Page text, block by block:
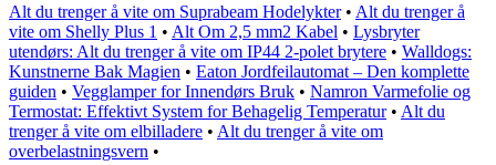
Alt du trenger å vite om Suprabeam Hodelykter• Alt du trenger å
vite om Shelly Plus 1 • Alt Om 2,5 mm2 Kabel • Lysbryter
utendørs: Alt du trenger å vite om IP44 2-polet brytere • Walldogs:
Kunstnerne Bak Magien • Eaton Jordfeilautomat – Den komplette
guiden • Vegglamper for Innendørs Bruk • Namron Varmefolie og
Termostat: Effektivt System for Behagelig Temperatur• Alt du
trenger å vite om elbilladere • Alt du trenger å vite om
overbelastningsvern •